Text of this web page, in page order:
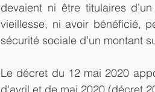
devaient ni être titulaires
vieillesse, ni avoir bénéficié,
sécurité sociale d’un montant
Le décret du 12 mai 2020